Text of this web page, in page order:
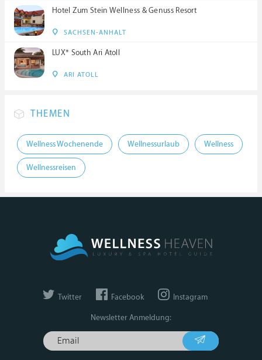
Hotel Zum Stein Wellness & Genuss Resort
SACHSEN-ANHALT
LUX* South Ari Atoll
ARI ATOLL
THEMEN
Wellness Wochenende Wellnessurlaub Wellness
Wellnessreisen
Twitter Facebook Instagram
Newsletter Anmeldung: